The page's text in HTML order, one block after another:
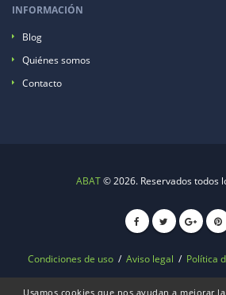
INFORMACIÓN
Blog
Quiénes somos
Contacto
ABAT© 2026. Reservados todos
Condiciones de uso / Aviso legal / Política
Usamos cookies que nos ayudan a mejorar